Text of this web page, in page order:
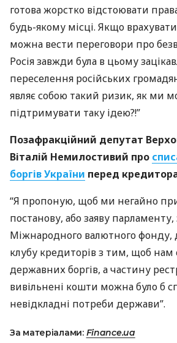
готова жорстко відстоювати
будь-якому місці. Якщо врахувати
можна вести переговори про
Росія завжди була в цьому
переселення російських
являє собою такий ризик, як ми
підтримувати таку ідею?!”
Позафракційний депутат
Віталій Немилостивий про
боргів України перед
“Я пропоную, щоб ми негайно
постанову, або заяву
Міжнародного валютного фонду,
клубу кредиторів з тим, щоб нам
державних боргів, а частину
вивільнені кошти можна було б
невідкладні потреби держави”.
За матеріалами: Finance.ua